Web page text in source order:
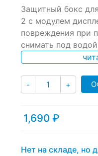
out
of
on
customer
ratings
Защитный бокс
2 с модулем
повреждения при
снимать под
- Количество
+
1,690 ₽
Нет на складе, но